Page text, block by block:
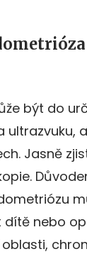
být do
ultrazvuku,
Jasně
nebo